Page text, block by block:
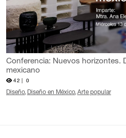
Conferencia: Nuevos horizontes.
mexicano
42 | 0
Diseño Diseño en México Arte popular